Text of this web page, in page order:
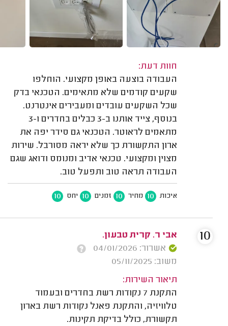
חוות דעת:
העבודה בוצעה באופן מקצועי. הוחלפו
שקעים קודמים שלא מתאימים. הטכנאי בדק
שכל השקעים עובדים ומעבירים אינטרנט.
בנוסף, צייד אותנו ב-3 כבלים בחדרים ו-3
מתאמים לראוטר. הטכנאי גם סידר יפה את
ארון התקשורת כך שלא יראה מסורבל. שירות
מצוין ומקצועי. טכנאי אדיב ומנומס ודואג שגם
העבודה תראה טוב ותפעל טוב.
איכות 10 מחיר 10 זמנים 10 יחס 10
אבי ר. קרית טבעון.
אשרור: 04/01/2026
משוב: 05/11/2025
תיאור השירות:
התקנת 7 נקודות רשת בחדרים ובעמוד
טלוויזיה, והתקנת פאנל נקודות רשת בארון
תקשורת, כולל בדיקת תקינות.
10